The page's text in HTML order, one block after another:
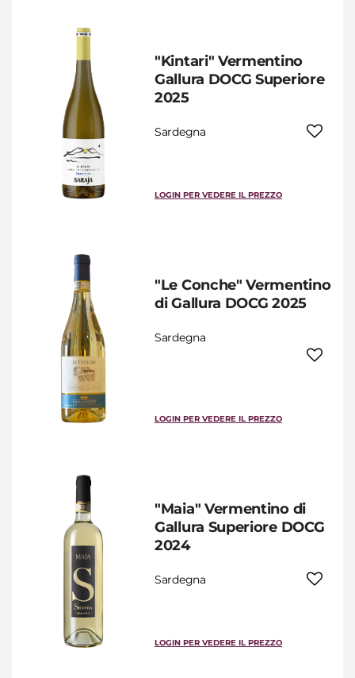
"Kintari" Vermentino
Gallura DOCG Superiore
2025
Sardegna
LOGIN PER VEDERE IL PREZZO
"Le Conche" Vermentino
di Gallura DOCG 2025
Sardegna
LOGIN PER VEDERE IL PREZZO
"Maia" Vermentino di
Gallura Superiore DOCG
2024
Sardegna
LOGIN PER VEDERE IL PREZZO